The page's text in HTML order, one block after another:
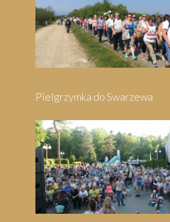
Pielgrzymka do Swarzewa